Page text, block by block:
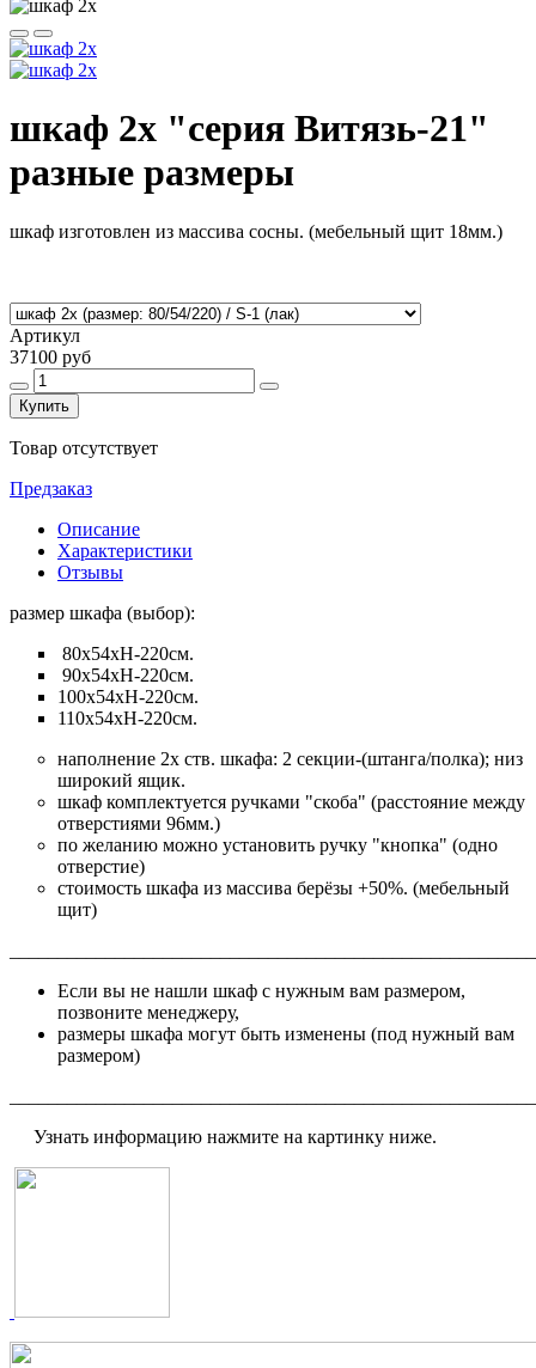
шкаф 2х "серия Витязь-21"
разные размеры
шкаф изготовлен из массива сосны. (мебельный щит 18мм.)
Артикул
37100 руб
Купить
Товар отсутствует
Предзаказ
Описание
Характеристики
Отзывы
размер шкафа (выбор):
80х54хН-220см.
90х54хН-220см.
100х54хН-220см.
110х54хН-220см.
наполнение 2х ств. шкафа: 2 секции-(штанга/полка); низ
широкий ящик.
шкаф комплектуется ручками "скоба" (расстояние между
отверстиями 96мм.)
по желанию можно установить ручку "кнопка" (одно
отверстие)
стоимость шкафа из массива берёзы +50%. (мебельный
щит)
Если вы не нашли шкаф с нужным вам размером,
позвоните менеджеру,
размеры шкафа могут быть изменены (под нужный вам
размером)
Узнать информацию нажмите на картинку ниже.